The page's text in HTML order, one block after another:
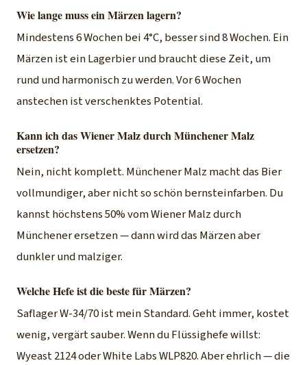
Wie lange muss ein Märzen lagern?
Mindestens 6 Wochen bei 4°C, besser sind 8 Wochen. Ein
Märzen ist ein Lagerbier und braucht diese Zeit, um
rund und harmonisch zu werden. Vor 6 Wochen
anstechen ist verschenktes Potential.
Kann ich das Wiener Malz durch Münchener Malz
ersetzen?
Nein, nicht komplett. Münchener Malz macht das Bier
vollmundiger, aber nicht so schön bernsteinfarben. Du
kannst höchstens 50% vom Wiener Malz durch
Münchener ersetzen — dann wird das Märzen aber
dunkler und malziger.
Welche Hefe ist die beste für Märzen?
Saflager W-34/70 ist mein Standard. Geht immer, kostet
wenig, vergärt sauber. Wenn du Flüssighefe willst:
Wyeast 2124 oder White Labs WLP820. Aber ehrlich — die